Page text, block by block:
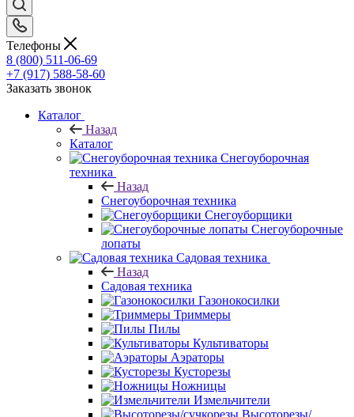
Телефоны
8 (800) 511-06-69
+7 (917) 588-58-60
Заказать звонок
Каталог
Назад
Каталог
Снегоуборочная
техника
Назад
Снегоуборочная техника
Снегоуборщики
Снегоуборочные
лопаты
Садовая техника
Назад
Садовая техника
Газонокосилки
Триммеры
Пилы
Культиваторы
Аэраторы
Кусторезы
Ножницы
Измельчители
Высоторезы/